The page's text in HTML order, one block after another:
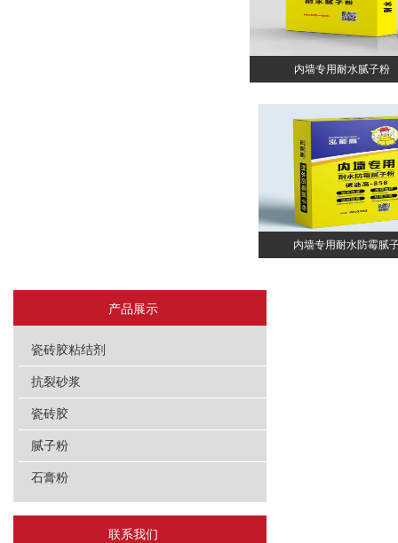
内墙专用耐水腻子粉
内墙专用耐水防霉腻
产品展示
瓷砖胶粘结剂
抗裂砂浆
瓷砖胶
腻子粉
石膏粉
联系我们